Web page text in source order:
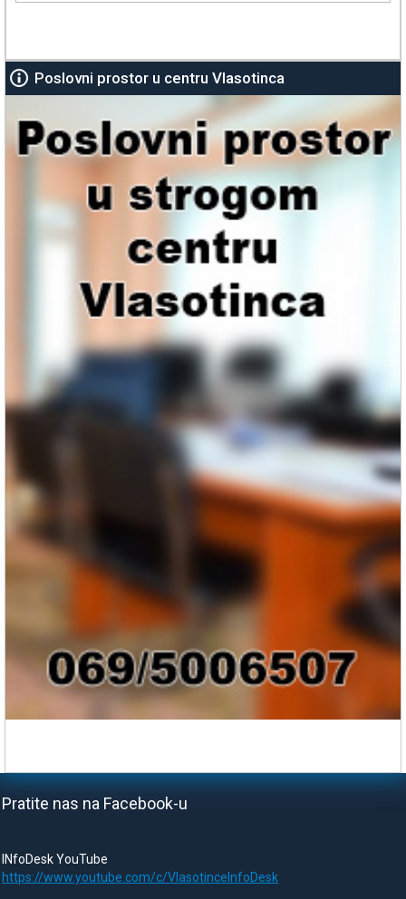
Poslovni prostor u centru Vlasotinca
Pratite nas na Facebook-u
INfoDesk YouTube
https://www.youtube.com/c/VlasotinceInfoDesk